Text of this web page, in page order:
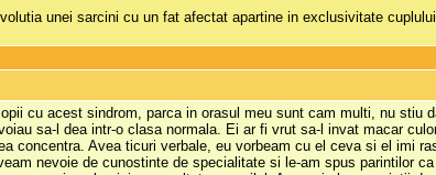
unei sarcini cu un fat afectat apartine in exclusivitate
cu acest sindrom, parca in orasul meu sunt cam multi, nu stiu
sa-l dea intr-o clasa normala. Ei ar fi vrut sa-l invat macar
concentra. Avea ticuri verbale, eu vorbeam cu el ceva si el imi
nevoie de cunostinte de specialitate si le-am spus parintilor